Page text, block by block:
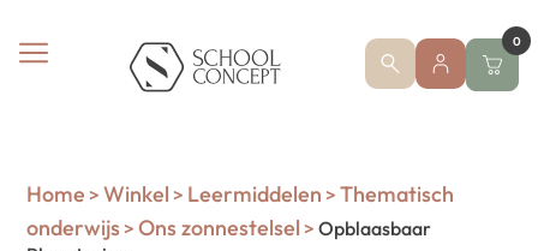
0
Home > Winkel > Leermiddelen > Thematisch
onderwijs> Ons zonnestelsel > Opblaasbaar